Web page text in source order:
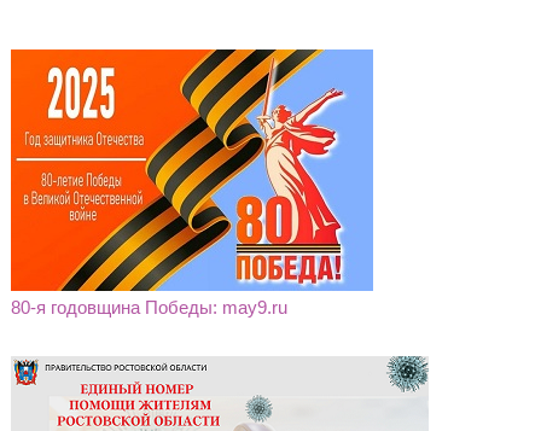
80-я годовщина Победы: may9.ru